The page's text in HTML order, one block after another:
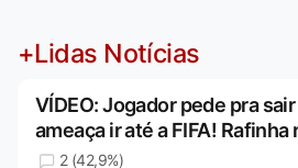
+Lidas Notícias
VÍDEO: Jogador pede pra
ameaça ir até a FIFA!
2 (42,9%)